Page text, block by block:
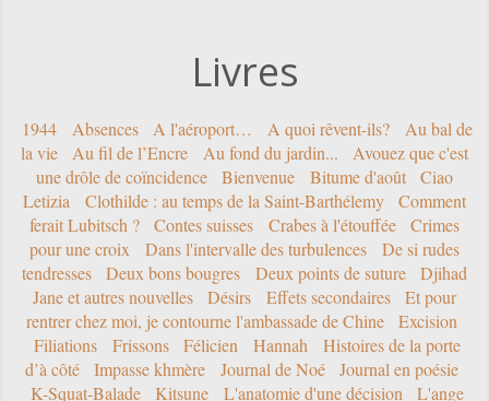
Livres
1944 Absences A l'aéroport… A quoi rêvent-ils?
Au bal de
la vie
Au fil de l’Encre Au fond du jardin...
Avouez que c'est
une drôle de coïncidence
Bienvenue Bitume d'août
Ciao
Letizia
Clothilde : au temps de la Saint-Barthélemy
Comment
ferait Lubitsch ?
Contes suisses Crabes à l'étouffée
Crimes
pour une croix
Dans l'intervalle des turbulences
De si rudes
tendresses
Deux bons bougres Deux points de suture
Djihad
Jane et autres nouvelles
Désirs Effets secondaires
Et pour
rentrer chez moi, je contourne l'ambassade de Chine
Excision
Filiations
Frissons Félicien Hannah
Histoires de la porte
d’à côté
Impasse khmère Journal de Noé
Journal en poésie
K-Squat-Balade
Kitsune L'anatomie d'une décision
L'ange